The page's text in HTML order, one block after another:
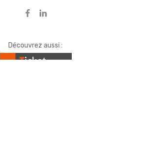
Découvrez aussi :la conformité avec les